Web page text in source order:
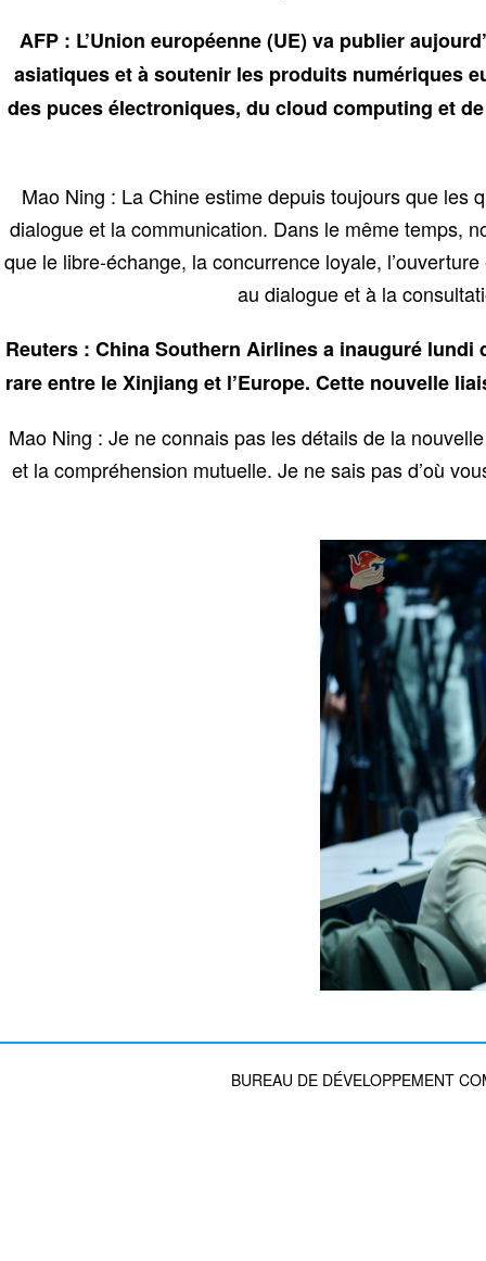
AFP : L’Union européenne (UE) va publier
asiatiques et à soutenir les produits numériques
des puces électroniques, du cloud computing et
Mao Ning : La Chine estime depuis toujours que les
dialogue et la communication. Dans le même temps,
que le libre-échange, la concurrence loyale,
au dialogue et à la
Reuters : China Southern Airlines a inauguré
rare entre le Xinjiang et l’Europe. Cette nouvelle
Mao Ning : Je ne connais pas les détails de la
et la compréhension mutuelle. Je ne sais pas d’où
BUREAU DE DÉVELOPPEMENT